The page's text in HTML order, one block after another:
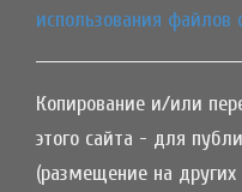
использования файлов
Копирование и/или
этого сайта - для
(размещение на